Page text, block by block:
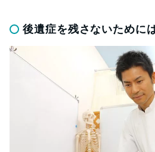
後遺症を残さないために